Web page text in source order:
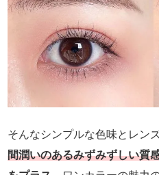
そんなシンプルな色味とレン
間潤いのあるみずみずしい質